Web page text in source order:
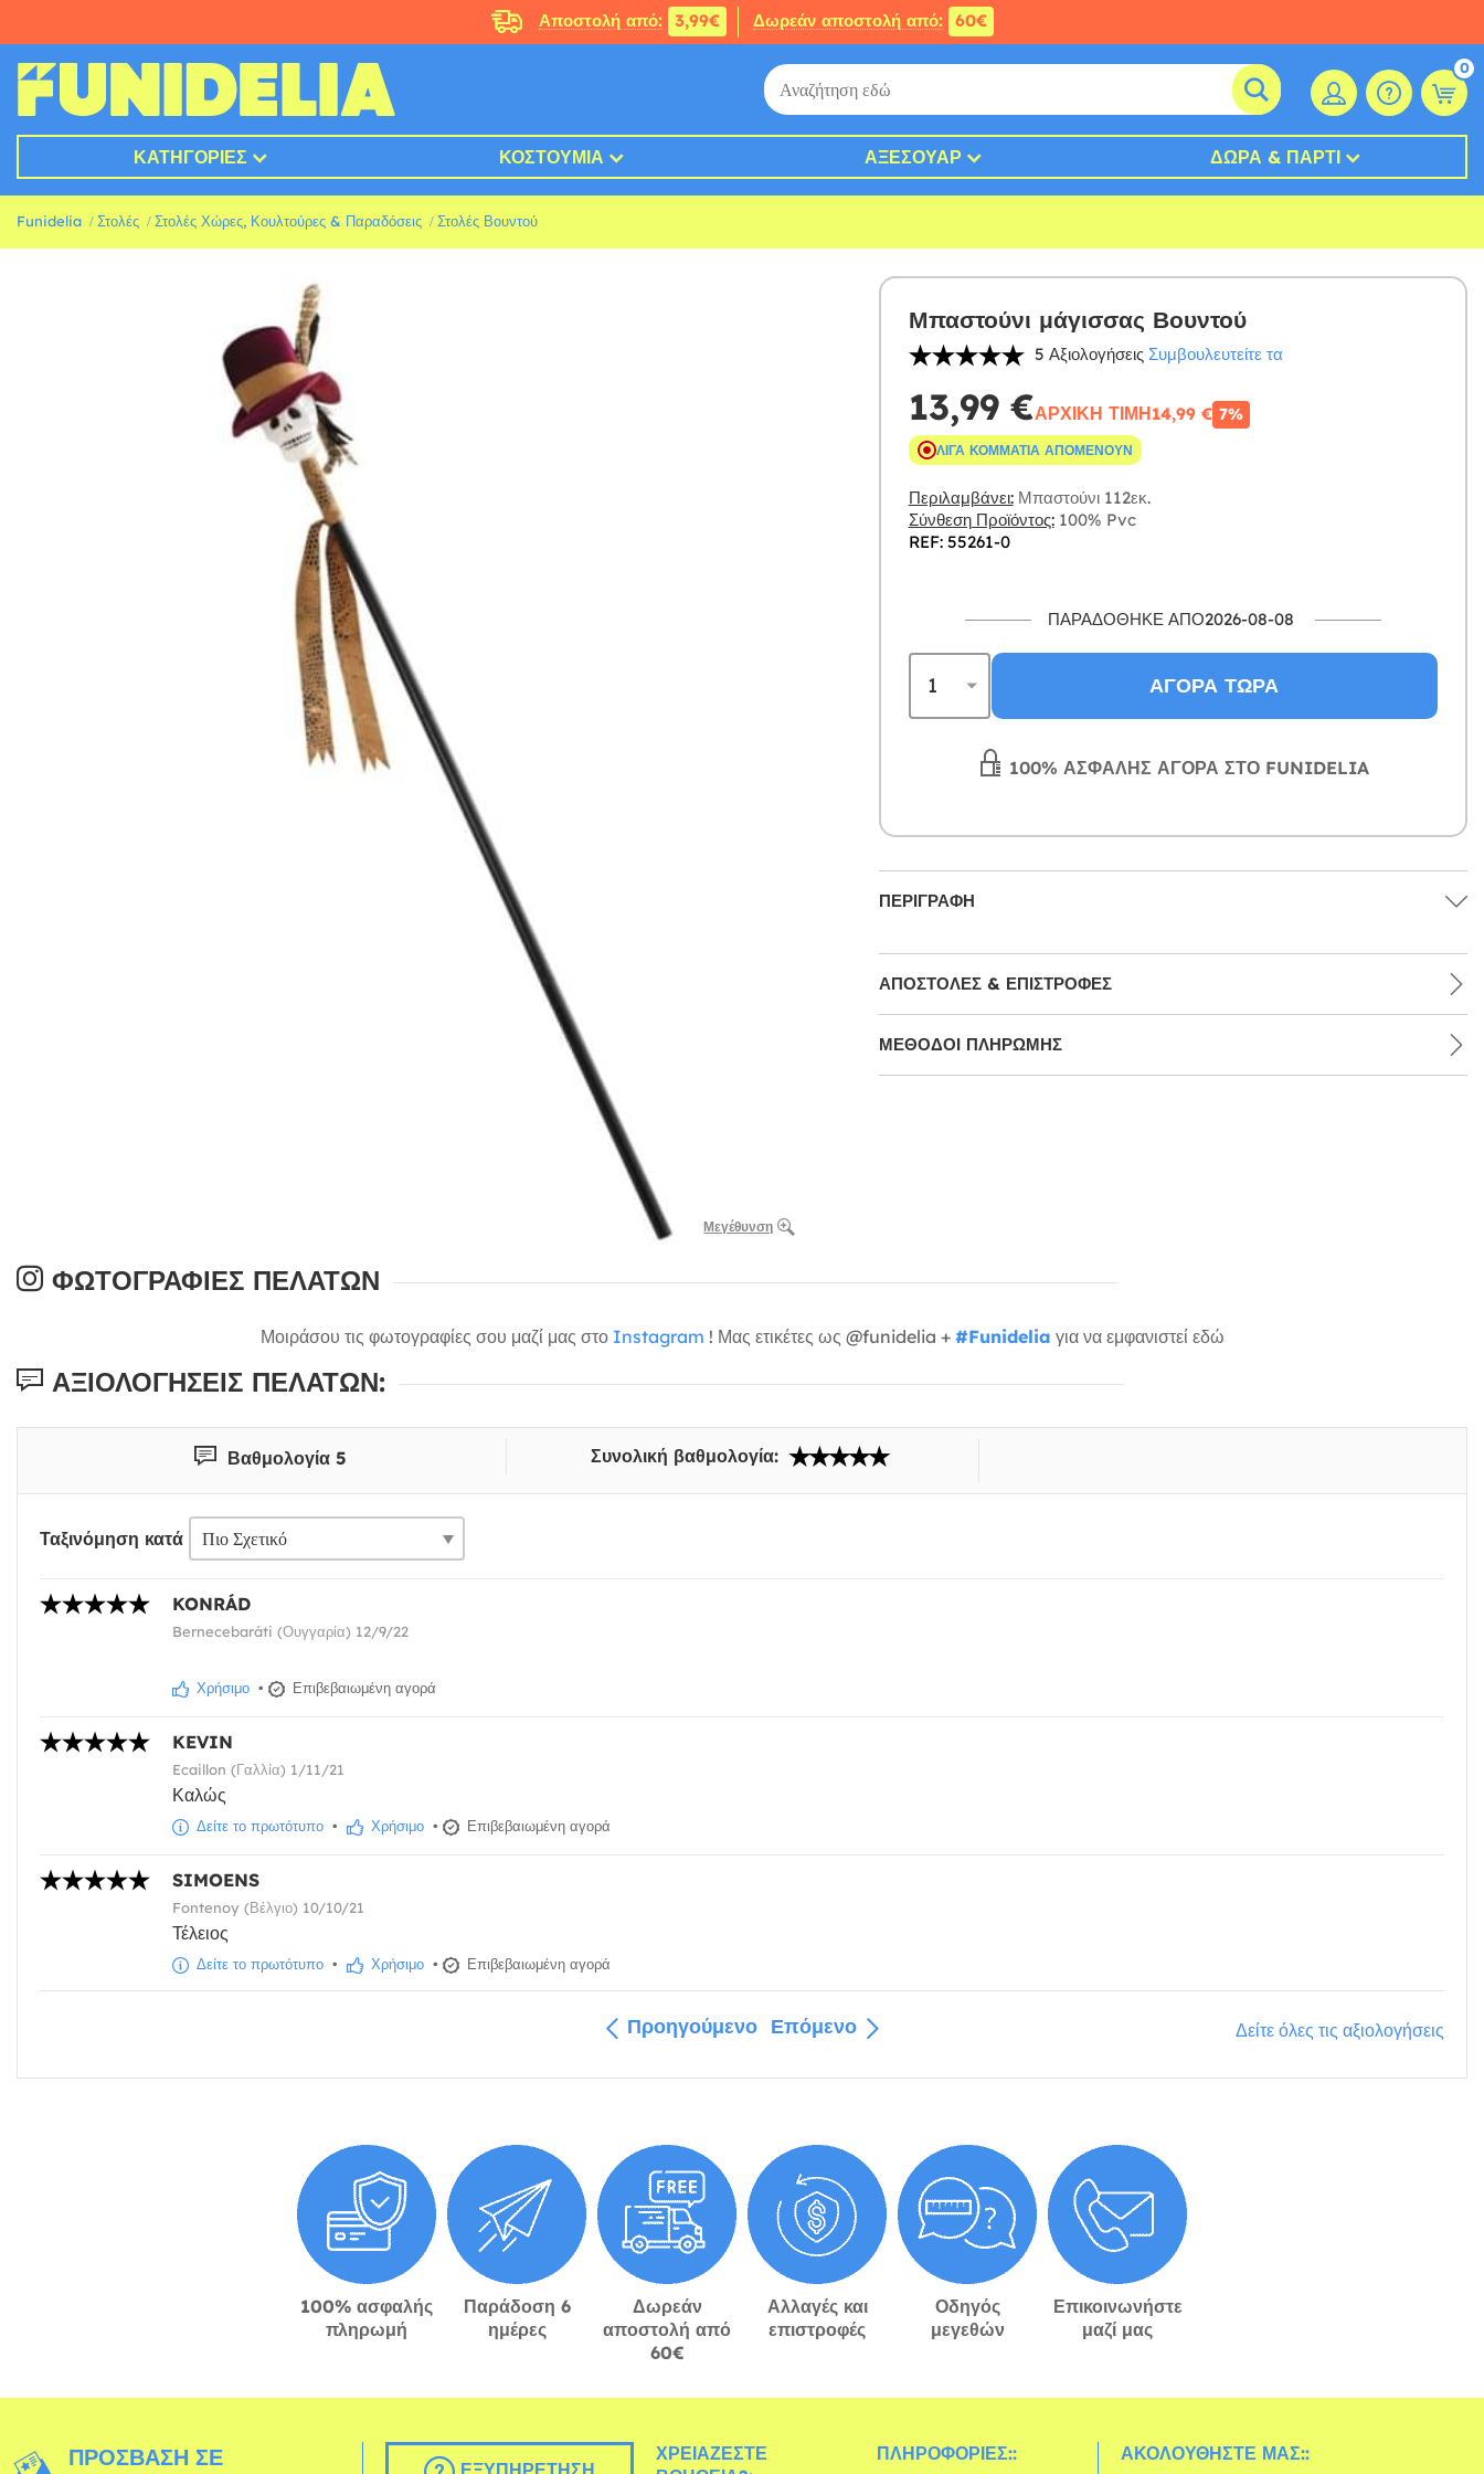
Αποστολή από: 3,99€ Δωρεάν αποστολή από: 60€
0
ΚΑΤΗΓΟΡΊΕΣ ΚΟΣΤΟΎΜΙΑ ΑΞΕΣΟΥΆΡ ΔΏΡΑ & ΠΆΡΤΙ
Funidelia Στολές Στολές Χώρες, Κουλτούρες & Παραδόσεις Στολές Βουντού
Μεγέθυνση
Μπαστούνι μάγισσας Βουντού
5 Αξιολογήσεις Συμβουλευτείτε τα
13,99 €ΑΡΧΙΚΉ ΤΙΜΉ14,99 € 7%
ΛΊΓΑ ΚΟΜΜΆΤΙΑ ΑΠΟΜΈΝΟΥΝ
Περιλαμβάνει:Μπαστούνι 112εκ.
Σύνθεση Προϊόντος:100% Pvc
REF: 55261-0
ΠΑΡΑΔΌΘΗΚΕ ΑΠΌ2026-08-08
ΑΓΟΡΆ ΤΏΡΑ
100% ΑΣΦΑΛΉΣ ΑΓΟΡΆ ΣΤΟ FUNIDELIA
ΠΕΡΙΓΡΑΦΉ
ΑΠΟΣΤΟΛΈΣ & ΕΠΙΣΤΡΟΦΈΣ
ΜΕΘΌΔΟΙ ΠΛΗΡΩΜΉΣ
ΦΩΤΟΓΡΑΦΊΕΣ ΠΕΛΑΤΏΝ
Μοιράσου τις φωτογραφίες σου μαζί μας στο Instagram ! Μας ετικέτες ως @funidelia + #Funidelia για να εμφανιστεί εδώ
ΑΞΙΟΛΟΓΉΣΕΙΣ ΠΕΛΑΤΏΝ:
Βαθμολογία 5 Συνολική βαθμολογία:
Ταξινόμηση κατά
KONRÁD
Bernecebaráti (Ουγγαρία) 12/9/22
Χρήσιμο • Επιβεβαιωμένη αγορά
KEVIN
Ecaillon (Γαλλία) 1/11/21
Καλώς
Δείτε το πρωτότυπο • Χρήσιμο • Επιβεβαιωμένη αγορά
SIMOENS
Fontenoy (Βέλγιο) 10/10/21
Τέλειος
Δείτε το πρωτότυπο • Χρήσιμο • Επιβεβαιωμένη αγορά
Προηγούμενο Επόμενο Δείτε όλες τις αξιολογήσεις
100% ασφαλής
πληρωμή
Παράδοση 6
ημέρες
Δωρεάν
αποστολή από
60€
Αλλαγές και
επιστροφές
Οδηγός
μεγεθών
Επικοινωνήστε
μαζί μας
ΠΡΌΣΒΑΣΗ ΣΕ
ΕΞΥΠΗΡΈΤΗΣΗ
ΧΡΕΙΆΖΕΣΤΕ
ΠΛΗΡΟΦΟΡΊΕΣ:: ΑΚΟΛΟΥΘΉΣΤΕ ΜΑΣ::